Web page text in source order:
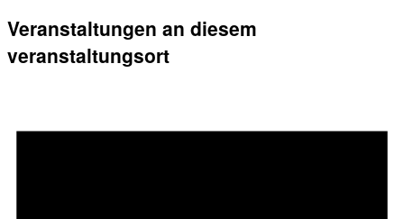
Veranstaltungen an diesem
veranstaltungsort